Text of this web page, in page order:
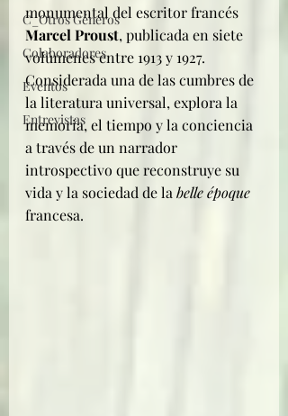
C_Otros Géneros
Colaboradores
Eventos
Entrevistas
monumental del escritor francés
Marcel Proust, publicada en siete
volúmenes entre 1913 y 1927.
Considerada una de las cumbres de
la literatura universal, explora la
memoria, el tiempo y la conciencia
a través de un narrador
introspectivo que reconstruye su
vida y la sociedad de la belle époque
francesa.